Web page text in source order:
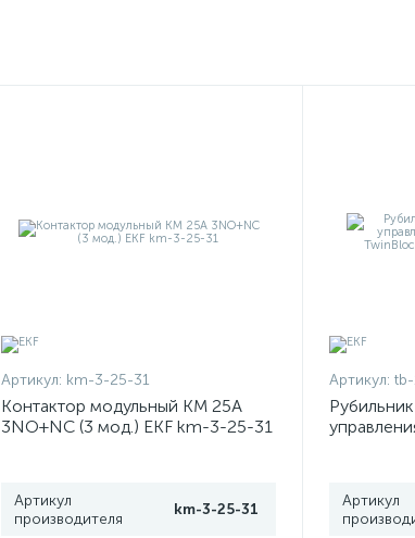
Артикул: km-3-25-31
Контактор модульный КМ 25А
3NО+NC (3 мод.) EKF km-3-25-31
Артикул
производителя
km-3-25-31
Артикул:
Артикул